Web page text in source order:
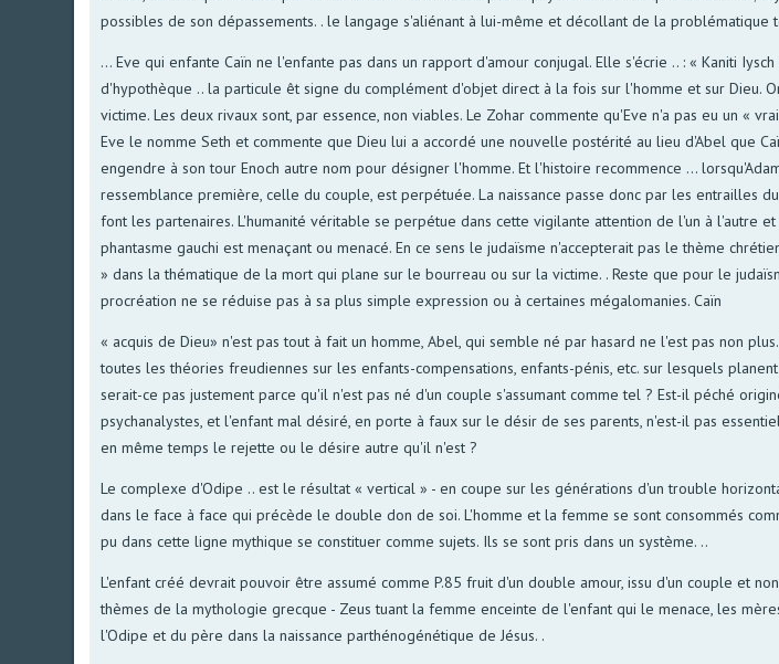
possibles de son dépassements. . le langage s'aliénant à lui-même et décollant de la problématique
... Eve qui enfante Caïn ne l'enfante pas dans un rapport d'amour conjugal. Elle s'écrie .. : « Kaniti
d'hypothèque .. la particule êt signe du complément d'objet direct à la fois sur l'homme et sur Dieu.
victime. Les deux rivaux sont, par essence, non viables. Le Zohar commente qu'Eve n'a pas eu un «
Eve le nomme Seth et commente que Dieu lui a accordé une nouvelle postérité au lieu d'Abel que
engendre à son tour Enoch autre nom pour désigner l'homme. Et l'histoire recommence ...
ressemblance première, celle du couple, est perpétuée. La naissance passe donc par les entrailles
font les partenaires. L'humanité véritable se perpétue dans cette vigilante attention de l'un à l'autre
phantasme gauchi est menaçant ou menacé. En ce sens le judaïsme n'accepterait pas le thème
» dans la thématique de la mort qui plane sur le bourreau ou sur la victime. . Reste que pour le
procréation ne se réduise pas à sa plus simple expression ou à certaines mégalomanies. Caïn
« acquis de Dieu» n'est pas tout à fait un homme, Abel, qui semble né par hasard ne l'est pas non
toutes les théories freudiennes sur les enfants-compensations, enfants-pénis, etc. sur lesquels
serait-ce pas justement parce qu'il n'est pas né d'un couple s'assumant comme tel ? Est-il péché
psychanalystes, et l'enfant mal désiré, en porte à faux sur le désir de ses parents, n'est-il pas
en même temps le rejette ou le désire autre qu'il n'est ?
Le complexe d'Odipe .. est le résultat « vertical » - en coupe sur les générations d'un trouble
dans le face à face qui précède le double don de soi. L'homme et la femme se sont consommés
pu dans cette ligne mythique se constituer comme sujets. Ils se sont pris dans un système. ..
L'enfant créé devrait pouvoir être assumé comme P.85 fruit d'un double amour, issu d'un couple et
thèmes de la mythologie grecque - Zeus tuant la femme enceinte de l'enfant qui le menace, les
l'Odipe et du père dans la naissance parthénogénétique de Jésus. .